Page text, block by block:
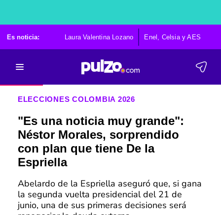
Es noticia: Laura Valentina Lozano Enel, Celsia y AES
ELECCIONES COLOMBIA 2026
"Es una noticia muy grande":
Néstor Morales, sorprendido
con plan que tiene De la
Espriella
Abelardo de la Espriella aseguró que, si gana
la segunda vuelta presidencial del 21 de
junio, una de sus primeras decisiones será